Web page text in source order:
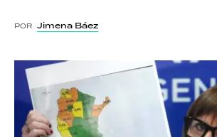
POR Jimena Báez